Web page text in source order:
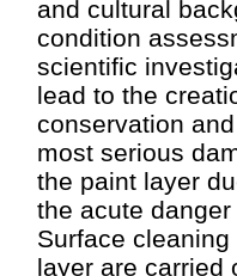
and cultural
condition
scientific
lead to the
conservation
most serious
the paint layer
the acute
Surface
layer are carried